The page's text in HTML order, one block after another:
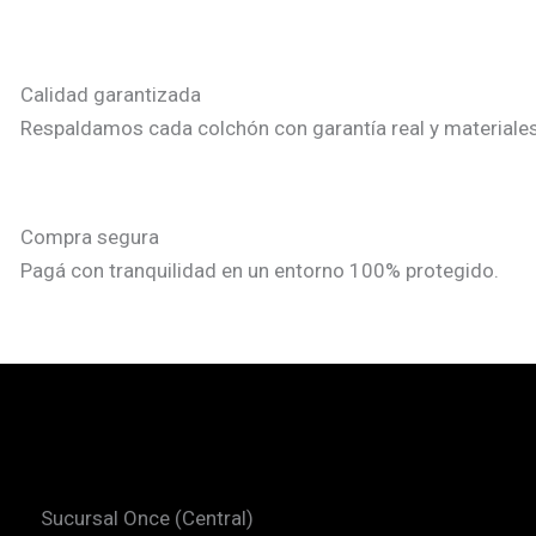
Calidad garantizada
Respaldamos cada colchón con garantía real y
Compra segura
Pagá con tranquilidad en un entorno 100% protegido.
Sucursal Once (Central)